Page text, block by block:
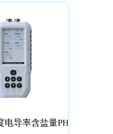
电导率含盐量PH氮磷钾测